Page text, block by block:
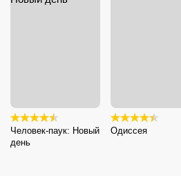
Человек-паук: Новый
день
Одиссея